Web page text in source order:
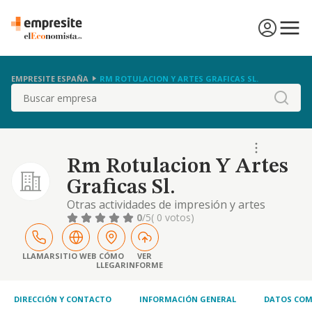
EMPRESITE ESPAÑA RM ROTULACION Y ARTES GRAFICAS SL.
Buscar
Rm Rotulacion Y Artes
Graficas Sl.
Otras actividades de impresión y artes
gráficas. comercio al por menor de
periódicos y otras publicaciones periódicas y
artículos de papelería. actividades de las
agencias de publicidad
0/5( 0 votos)
LLAMARSITIO WEB CÓMO
LLEGAR
VER
INFORME
DIRECCIÓN Y CONTACTO INFORMACIÓN GENERAL DATOS